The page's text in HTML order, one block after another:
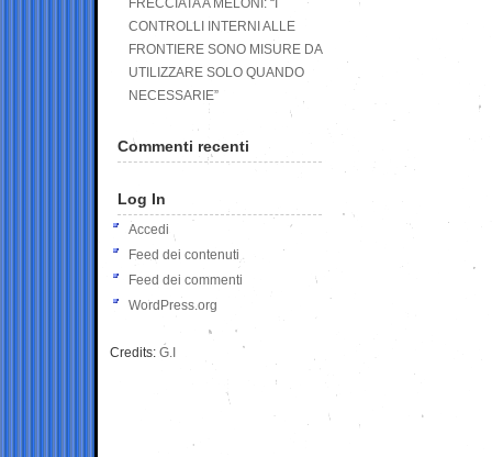
FRECCIATA A MELONI: “I
CONTROLLI INTERNI ALLE
FRONTIERE SONO MISURE DA
UTILIZZARE SOLO QUANDO
NECESSARIE”
Commenti recenti
Log In
Accedi
Feed dei contenuti
Feed dei commenti
WordPress.org
Credits: G.I